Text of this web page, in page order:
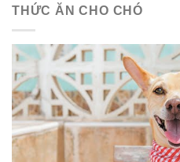
THỨC ĂN CHO CHÓ